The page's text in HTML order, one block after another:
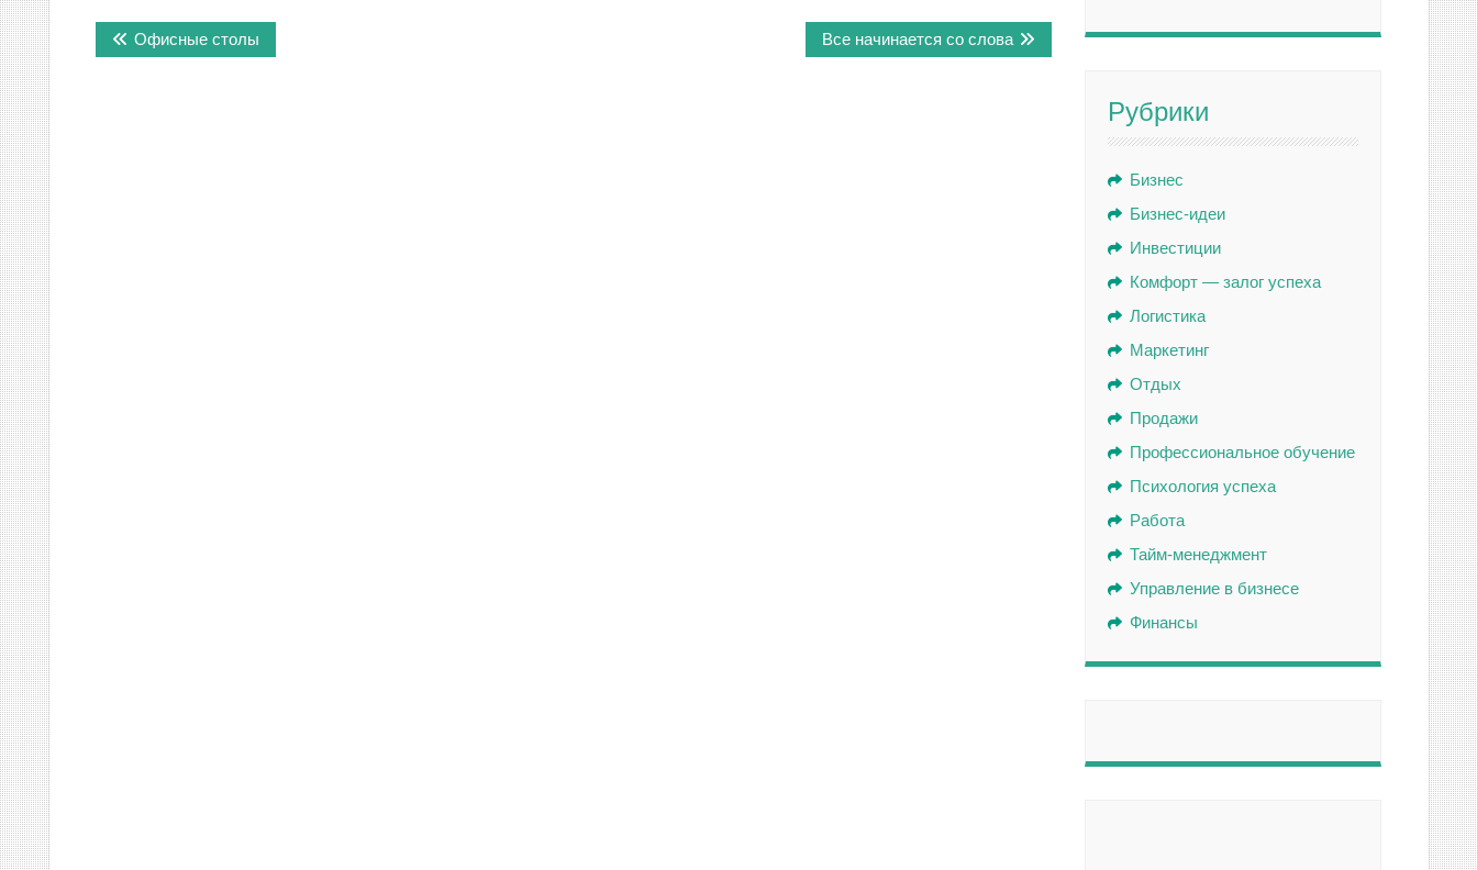
Навигация
по Офисные столы Все начинается со слова
Рубрики
Бизнес
Бизнес-идеи
Инвестиции
Комфорт — залог успеха
Логистика
Маркетинг
Отдых
Продажи
Профессиональное обучение
Психология успеха
Работа
Тайм-менеджмент
Управление в бизнесе
Финансы